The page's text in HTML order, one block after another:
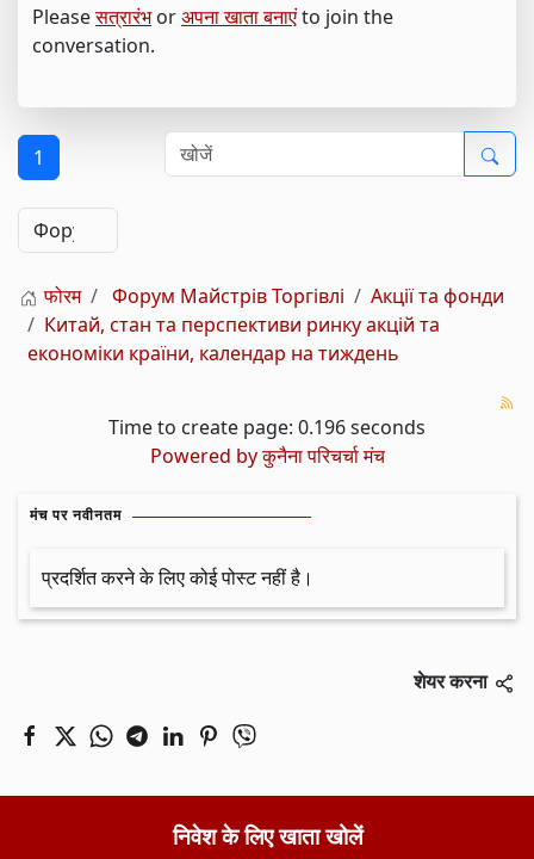
Pleaseसत्रारंभorअपना खाता बनाएंto join the
conversation.
1
फोरम Форум Майстрів Торгівлі
Акції та фонди
Китай, стан та перспективи ринку акцій та
економіки країни, календар на тиждень
Time to create page: 0.196 seconds
Powered byकुनैना परिचर्चा मंच
मंच पर नवीनतम
प्रदर्शित करने के लिए कोई पोस्ट नहीं है।
शेयर करना
निवेश के लिए खाता खोलें